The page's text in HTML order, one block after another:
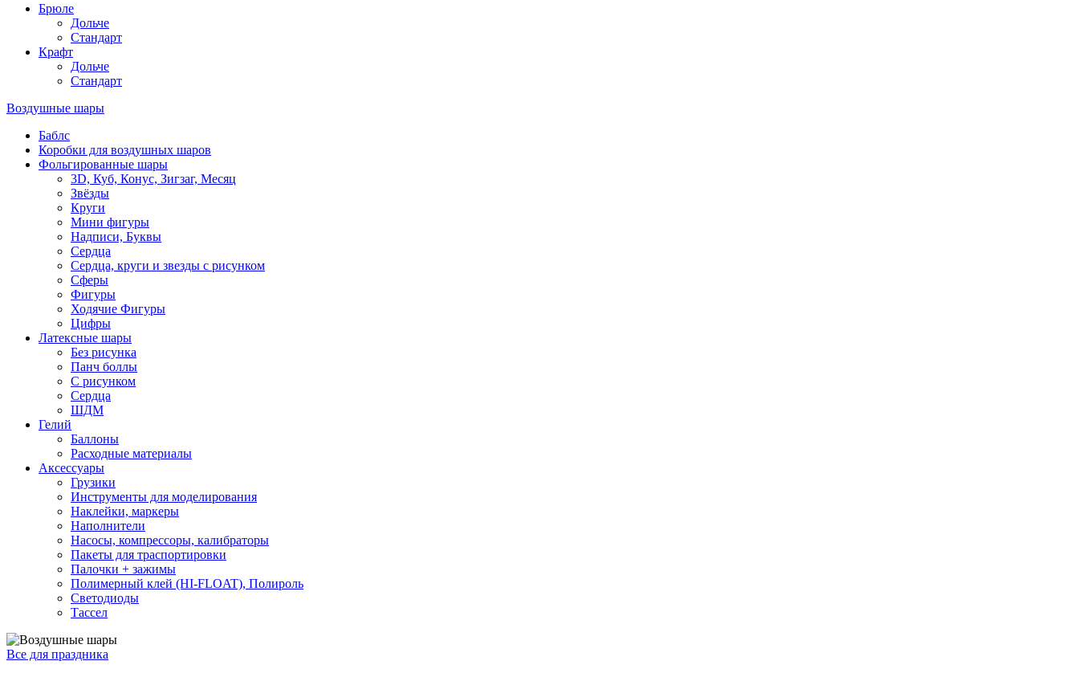
Брюле
Дольче
Стандарт
Крафт
Дольче
Стандарт
Воздушные шары
Баблс
Коробки для воздушных шаров
Фольгированные шары
3D, Куб, Конус, Зигзаг, Месяц
Звёзды
Круги
Мини фигуры
Надписи, Буквы
Сердца
Сердца, круги и звезды с рисунком
Сферы
Фигуры
Ходячие Фигуры
Цифры
Латексные шары
Без рисунка
Панч боллы
С рисунком
Сердца
ШДМ
Гелий
Баллоны
Расходные материалы
Аксессуары
Грузики
Инструменты для моделирования
Наклейки, маркеры
Наполнители
Насосы, компрессоры, калибраторы
Пакеты для траспортировки
Палочки + зажимы
Полимерный клей (HI-FLOAT), Полироль
Светодиоды
Тассел
Все для праздника